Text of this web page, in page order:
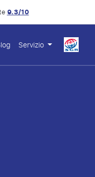
9.3/10
Servizio